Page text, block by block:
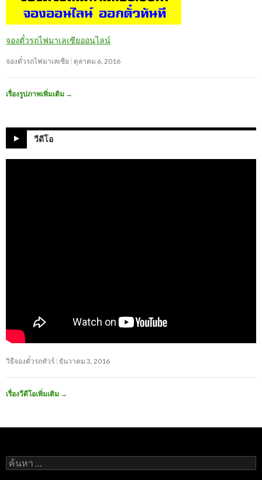
จองตั๋วรถไฟมาเลเซียออนไลน์
จองตั๋วรถไฟมาเลเซีย ตุลาคม 6, 2016
เรื่องรูปภาพเพิ่มเติม →
วีดีโอ
วิธีจองตั๋วรถทัวร์ ธันวาคม 3, 2016
เรื่องวีดีโอเพิ่มเติม →
ค้นหา
สำหรับ: